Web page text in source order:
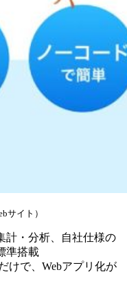
サイト）
計・分析、自社仕様の
準搭載
けで、Webアプリ化が